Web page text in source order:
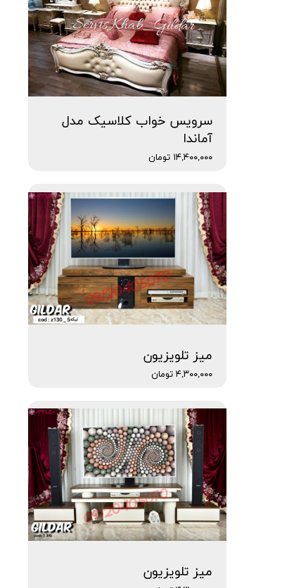
سرویس خواب کلاسیک مدل
آماندا
۱۴,۴۰۰,۰۰۰ تومان
میز تلویزیون
۴,۳۰۰,۰۰۰ تومان
میز تلویزیون